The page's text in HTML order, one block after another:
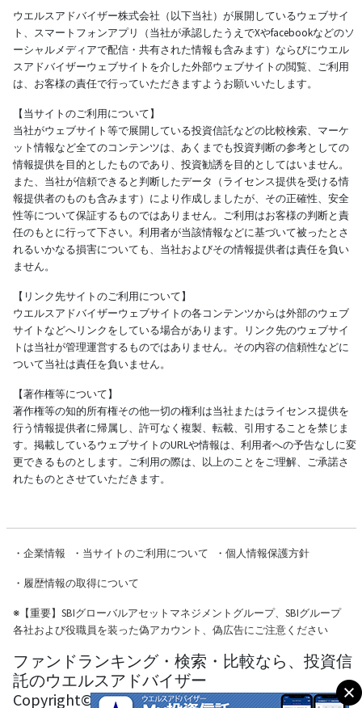
ウエルスアドバイザー株式会社（以下当社）が展開しているウェブサイ
ト、スマートフォンアプリ（当社が承認したうえでXやfacebookなどのソ
ーシャルメディアで配信・共有された情報も含みます）ならびにウエル
スアドバイザーウェブサイトを介した外部ウェブサイトの閲覧、ご利用
は、お客様の責任で行っていただきますようお願いいたします。
【当サイトのご利用について】
当社がウェブサイト等で展開している投資信託などの比較検索、マーケ
ット情報など全てのコンテンツは、あくまでも投資判断の参考としての
情報提供を目的としたものであり、投資勧誘を目的としてはいません。
また、当社が信頼できると判断したデータ（ライセンス提供を受ける情
報提供者のものも含みます）により作成しましたが、その正確性、安全
性等について保証するものではありません。ご利用はお客様の判断と責
任のもとに行って下さい。利用者が当該情報などに基づいて被ったとさ
れるいかなる損害についても、当社およびその情報提供者は責任を負い
ません。
【リンク先サイトのご利用について】
ウエルスアドバイザーウェブサイトの各コンテンツからは外部のウェブ
サイトなどへリンクをしている場合があります。リンク先のウェブサイ
トは当社が管理運営するものではありません。その内容の信頼性などに
ついて当社は責任を負いません。
【著作権等について】
著作権等の知的所有権その他一切の権利は当社またはライセンス提供を
行う情報提供者に帰属し、許可なく複製、転載、引用することを禁じま
す。掲載しているウェブサイトのURLや情報は、利用者への予告なしに変
更できるものとします。ご利用の際は、以上のことをご理解、ご承諾さ
れたものとさせていただきます。
・ 企業情報 ・ 当サイトのご利用について ・ 個人情報保護方針
・ 履歴情報の取得について
※【重要】SBIグローバルアセットマネジメントグループ、SBIグループ
各社および役職員を装った偽アカウント、偽広告にご注意ください
ファンドランキング・検索・比較なら、投資信
託のウエルスアドバイザー
Copyright© Wealth Advisor Co., Ltd. All Rights